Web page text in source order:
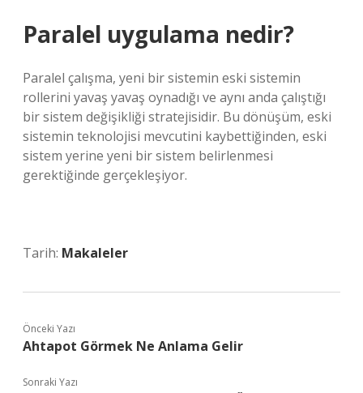
Paralel uygulama nedir?
Paralel çalışma, yeni bir sistemin eski sistemin
rollerini yavaş yavaş oynadığı ve aynı anda çalıştığı
bir sistem değişikliği stratejisidir. Bu dönüşüm, eski
sistemin teknolojisi mevcutini kaybettiğinden, eski
sistem yerine yeni bir sistem belirlenmesi
gerektiğinde gerçekleşiyor.
Tarih: Makaleler
Önceki Yazı
Ahtapot Görmek Ne Anlama Gelir
Sonraki Yazı